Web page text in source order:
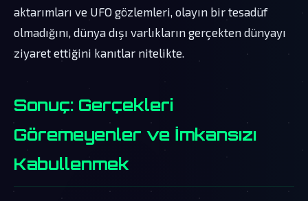
aktarımları ve UFO gözlemleri, olayın bir tesadüf
olmadığını, dünya dışı varlıkların gerçekten dünyayı
ziyaret ettiğini kanıtlar nitelikte.
Sonuç: Gerçekleri
Göremeyenler ve İmkansızı
Kabullenmek